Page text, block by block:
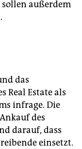
außerdem
das
Real Estate als
infrage. Die
des
darauf, dass
einsetzt.